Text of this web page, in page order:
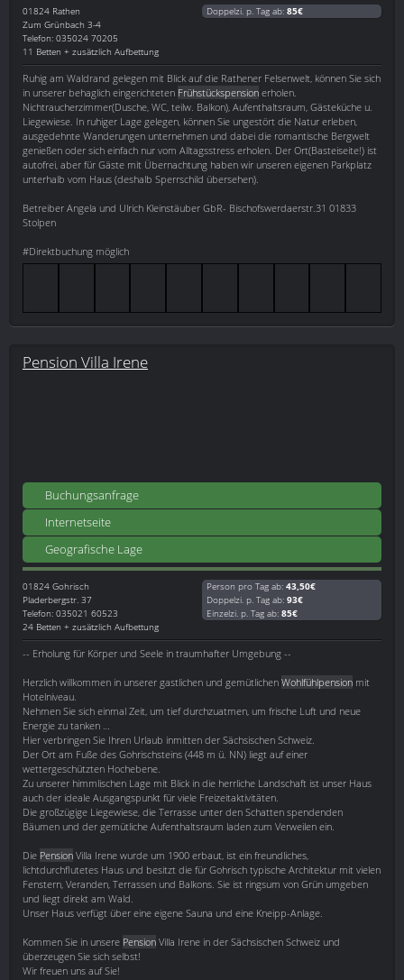
01824 Rathen
Zum Grünbach 3-4
Telefon: 035024 70205
11 Betten + zusätzlich Aufbettung
Doppelzi. p. Tag ab: 85€
Ruhig am Waldrand gelegen mit Blick auf die Rathener Felsenwelt, können Sie sich
in unserer behaglich eingerichteten Frühstückspension erholen.
Nichtraucherzimmer(Dusche, WC, teilw. Balkon), Aufenthaltsraum, Gästeküche u.
Liegewiese. In ruhiger Lage gelegen, können Sie ungestört die Natur erleben,
ausgedehnte Wanderungen unternehmen und dabei die romantische Bergwelt
genießen oder sich einfach nur vom Alltagsstress erholen. Der Ort(Basteiseite!) ist
autofrei, aber für Gäste mit Übernachtung haben wir unseren eigenen Parkplatz
unterhalb vom Haus (deshalb Sperrschild übersehen).
Betreiber Angela und Ulrich Kleinstäuber GbR- Bischofswerdaerstr.31 01833
Stolpen
#Direktbuchung möglich
Pension Villa Irene
Buchungsanfrage
Internetseite
Geografische Lage
01824 Gohrisch
Pladerbergstr. 37
Telefon: 035021 60523
24 Betten + zusätzlich Aufbettung
Person pro Tag ab: 43,50€
Doppelzi. p. Tag ab: 93€
Einzelzi. p. Tag ab: 85€
-- Erholung für Körper und Seele in traumhafter Umgebung --
Herzlich willkommen in unserer gastlichen und gemütlichen Wohlfühlpension mit
Hotelniveau.
Nehmen Sie sich einmal Zeit, um tief durchzuatmen, um frische Luft und neue
Energie zu tanken …
Hier verbringen Sie Ihren Urlaub inmitten der Sächsischen Schweiz.
Der Ort am Fuße des Gohrischsteins (448 m ü. NN) liegt auf einer
wettergeschützten Hochebene.
Zu unserer himmlischen Lage mit Blick in die herrliche Landschaft ist unser Haus
auch der ideale Ausgangspunkt für viele Freizeitaktivitäten.
Die großzügige Liegewiese, die Terrasse unter den Schatten spendenden
Bäumen und der gemütliche Aufenthaltsraum laden zum Verweilen ein.
Die Pension Villa Irene wurde um 1900 erbaut, ist ein freundliches,
lichtdurchflutetes Haus und besitzt die für Gohrisch typische Architektur mit vielen
Fenstern, Veranden, Terrassen und Balkons. Sie ist ringsum von Grün umgeben
und liegt direkt am Wald.
Unser Haus verfügt über eine eigene Sauna und eine Kneipp-Anlage.
Kommen Sie in unsere Pension Villa Irene in der Sächsischen Schweiz und
überzeugen Sie sich selbst!
Wir freuen uns auf Sie!